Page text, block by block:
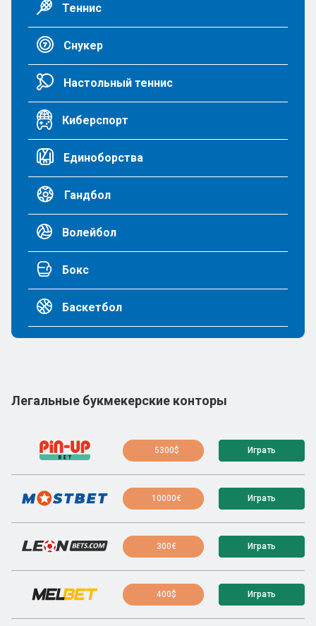
Теннис
Снукер
Настольный теннис
Киберспорт
Единоборства
Гандбол
Волейбол
Бокс
Баскетбол
Легальные букмекерские конторы
5300$ Играть
10000€ Играть
300€ Играть
400$ Играть